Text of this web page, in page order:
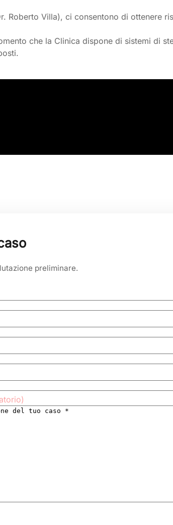
Villa), ci consentono di ottenere
che la Clinica dispone di sistemi di
preliminare.